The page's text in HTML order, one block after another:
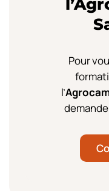
Pour
l’